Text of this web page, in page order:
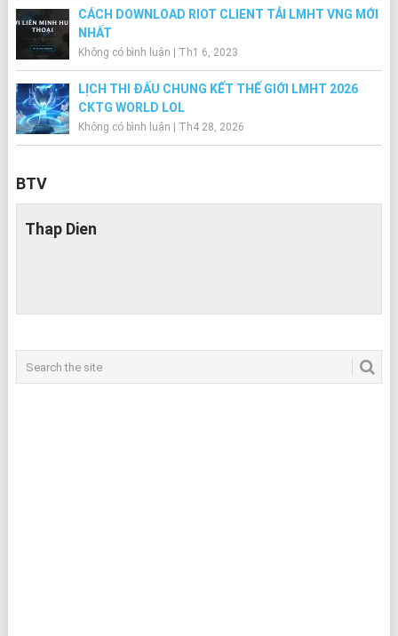
CÁCH DOWNLOAD RIOT CLIENT TẢI LMHT VNG MỚI
NHẤT
Không có bình luận Th1 6, 2023
LỊCH THI ĐẤU CHUNG KẾT THẾ GIỚI LMHT 2026
CKTG WORLD LOL
Không có bình luận Th4 28, 2026
BTV
Thap Dien